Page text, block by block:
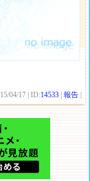
04/17 | ID:14533 |報告